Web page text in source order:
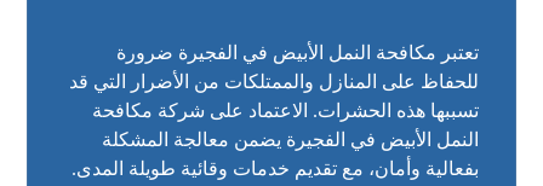
تعتبر مكافحة النمل الأبيض في الفجيرة ضرورة
للحفاظ على المنازل والممتلكات من الأضرار التي قد
تسببها هذه الحشرات. الاعتماد على شركة مكافحة
النمل الأبيض في الفجيرة يضمن معالجة المشكلة
بفعالية وأمان، مع تقديم خدمات وقائية طويلة المدى.